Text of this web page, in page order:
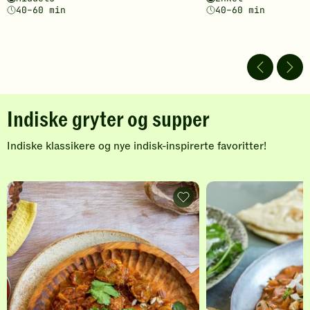
av
gi
din
vurdering.
40–60 min
av
gi
vurdering.
40–60 min
Indiske gryter og supper
Indiske klassikere og nye indisk-inspirerte favoritter!
I
n
d
i
s
k
e
Rogan
Josh
-
indisk
lammegryte
-
legg
til
favoritter